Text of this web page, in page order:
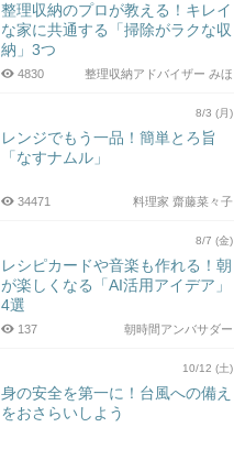
整理収納のプロが教える！キレイ
な家に共通する「掃除がラクな収
納」3つ
整理収納アドバイザー みほ
4830
8/3 (月)
レンジでもう一品！簡単とろ旨
「なすナムル」
料理家 齋藤菜々子
34471
8/7 (金)
レシピカードや音楽も作れる！朝
が楽しくなる「AI活用アイデア」
4選
朝時間アンバサダー
137
10/12 (土)
身の安全を第一に！台風への備え
をおさらいしよう